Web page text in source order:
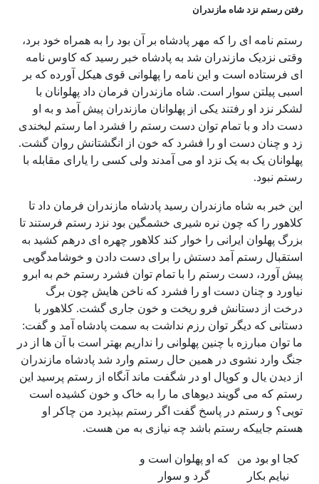
رفتن رستم نزد شاه مازندران
رستم نامه ای را که مهر پادشاه بر آن بود را به همراه خود برد،
وقتی نزدیک مازندران شد به پادشاه خبر رسید که کاوس نامه
ای فرستاده است و این نامه را پهلوانی قوی هیکل آورده که بر
اسبی پیلتن سوار است. شاه مازندران فرمان داد پهلوانان با
لشکر نزد او رفتند یکی از پهلوانان مازندران پیش آمد و به او
دست داد و با تمام توان دست رستم را فشرد اما رستم لبخندی
زد و چنان دست او را فشرد که خون از انگشتانش روان گشت.
پهلوانان یک به یک نزد او می آمدند ولی کسی را یارای مقابله با
رستم نبود.
این خبر به شاه مازندران رسید پادشاه مازندران فرمان داد تا
کلاهور را که چون نره شیری خشمگین بود نزد رستم فرستند تا
بزرگ پهلوان ایرانی را خوار کند کلاهور چهره ای درهم کشید به
استقبال رستم آمد دستش را برای دست دادن و خوشامدگویی
پیش آورد، دست رستم را با تمام توان فشرد رستم خم به ابرو
نیاورد و چنان دست او را فشرد که ناخن هایش چون برگ
درخت از دستانش فرو ریخت و خون جاری گشت. کلاهور با
دستانی که دیگر توان رزم نداشت به سمت پادشاه آمد و گفت:
ما توان مبارزه با چنین پهلوانی را نداریم بهتر است با آن ها از در
جنگ وارد نشوی در همین حال رستم وارد شد پادشاه مازندران
از دیدن یال و کوپال او در شگفت ماند آنگاه از رستم پرسید این
رستم که می گویند دیوهای ما را به خاک و خون کشیده است
تویی؟ و رستم در پاسخ گفت اگر رستم بپذیرد من چاکر او
هستم جاییکه رستم باشد چه نیازی به من هست.
کجا او بود من
نیایم بکار
که او پهلوان است و
گرد و سوار